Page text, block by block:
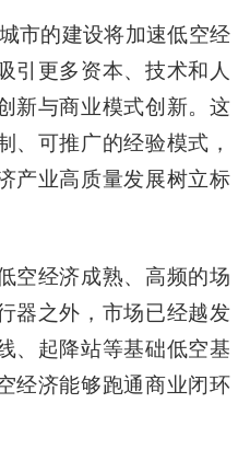
市的建设将加速低空经
引更多资本、技术和人
新与商业模式创新。这
、可推广的经验模式，
产业高质量发展树立标
空经济成熟、高频的场
器之外，市场已经越发
、起降站等基础低空基
经济能够跑通商业闭环